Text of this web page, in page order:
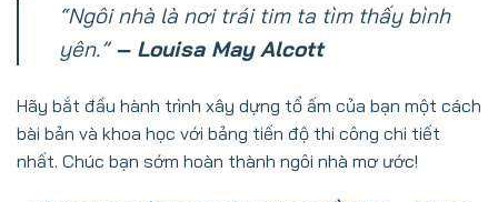
“Ngôi nhà là nơi trái tim ta tìm thấy bình
yên.”– Louisa May Alcott
Hãy bắt đầu hành trình xây dựng tổ ấm của bạn một cách
bài bản và khoa học với bảng tiến độ thi công chi tiết
nhất. Chúc bạn sớm hoàn thành ngôi nhà mơ ước!